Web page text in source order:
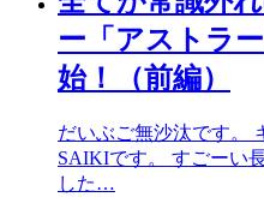
ー「アストラ
始！（前編）
だいぶご無沙汰です。
SAIKIです。 すごーい
した…